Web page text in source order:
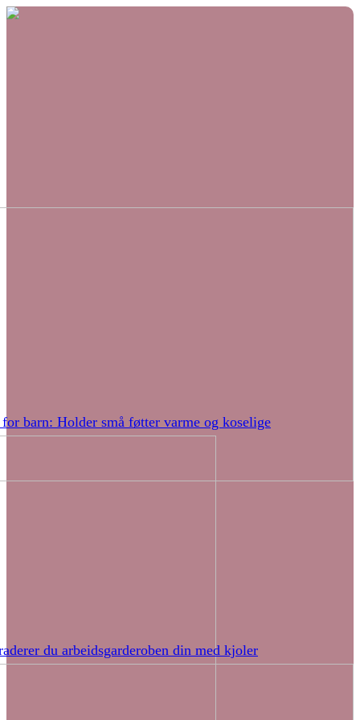
barn: Holder små føtter varme og koselige
du arbeidsgarderoben din med kjoler